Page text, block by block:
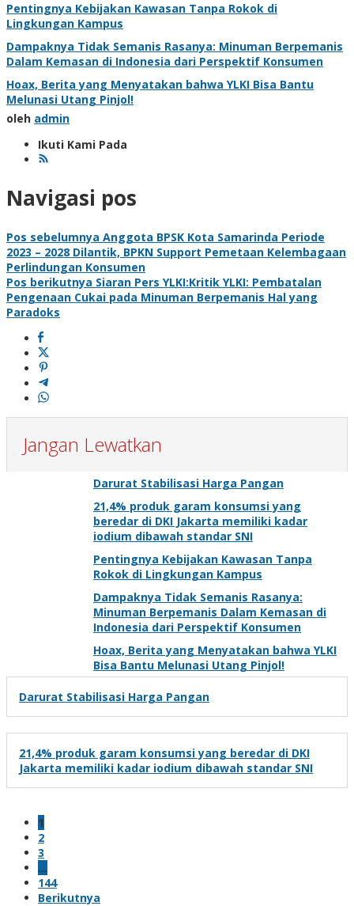
Pentingnya Kebijakan Kawasan Tanpa Rokok di
Lingkungan Kampus
Dampaknya Tidak Semanis Rasanya: Minuman Berpemanis
Dalam Kemasan di Indonesia dari Perspektif Konsumen
Hoax, Berita yang Menyatakan bahwa YLKI Bisa Bantu
Melunasi Utang Pinjol!
oleh admin
Ikuti Kami Pada
Navigasi pos
Pos sebelumnya Anggota BPSK Kota Samarinda Periode
2023 – 2028 Dilantik, BPKN Support Pemetaan Kelembagaan
Perlindungan Konsumen
Pos berikutnya Siaran Pers YLKI:Kritik YLKI: Pembatalan
Pengenaan Cukai pada Minuman Berpemanis Hal yang
Paradoks
Jangan Lewatkan
Darurat Stabilisasi Harga Pangan
21,4% produk garam konsumsi yang
beredar di DKI Jakarta memiliki kadar
iodium dibawah standar SNI
Pentingnya Kebijakan Kawasan Tanpa
Rokok di Lingkungan Kampus
Dampaknya Tidak Semanis Rasanya:
Minuman Berpemanis Dalam Kemasan di
Indonesia dari Perspektif Konsumen
Hoax, Berita yang Menyatakan bahwa YLKI
Bisa Bantu Melunasi Utang Pinjol!
Darurat Stabilisasi Harga Pangan
21,4% produk garam konsumsi yang beredar di DKI
Jakarta memiliki kadar iodium dibawah standar SNI
1
2
3
…
144
Berikutnya